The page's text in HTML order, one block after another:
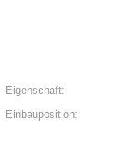
Eigenschaft:
Einbauposition: